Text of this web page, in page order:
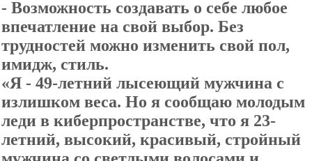
- Возможность создавать о себе любое
впечатление на свой выбор. Без
трудностей можно изменить свой пол,
имидж, стиль.
«Я - 49-летний лысеющий мужчина с
излишком веса. Но я сообщаю молодым
леди в киберпространстве, что я 23-
летний, высокий, красивый, стройный